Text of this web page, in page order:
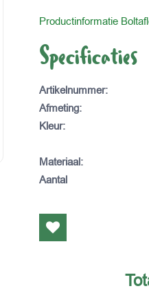
Productinformatie
Specificaties
Artikelnummer:
Afmeting:
Kleur:
Materiaal:
Aantal